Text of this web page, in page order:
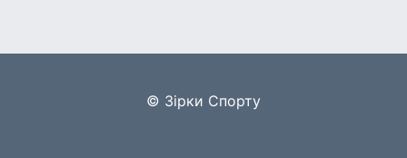
© Зірки Спорту